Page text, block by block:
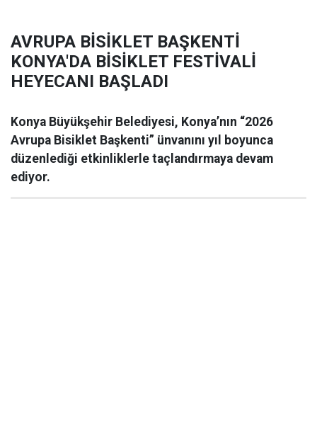
AVRUPA BİSİKLET BAŞKENTİ
KONYA'DA BİSİKLET FESTİVALİ
HEYECANI BAŞLADI
Konya Büyükşehir Belediyesi, Konya’nın “2026
Avrupa Bisiklet Başkenti” ünvanını yıl boyunca
düzenlediği etkinliklerle taçlandırmaya devam
ediyor.